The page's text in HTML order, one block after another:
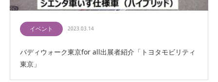
イベント 2023.03.14
バディウォーク東京for all出展者紹介「トヨタモビリティ
東京」